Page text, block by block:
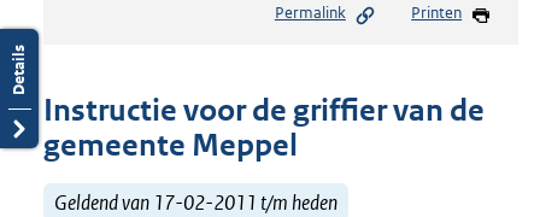
Permalink Printen
Instructie voor de griffier van de
gemeente Meppel
Geldend van 17-02-2011 t/m heden